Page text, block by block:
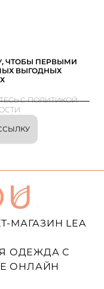
ЧТОБЫ ПЕРВЫМИ
ВЫГОДНЫХ
С ПОЛИТИКОЙ
МАГАЗИН LEA
ОДЕЖДА С
ОНЛАЙН